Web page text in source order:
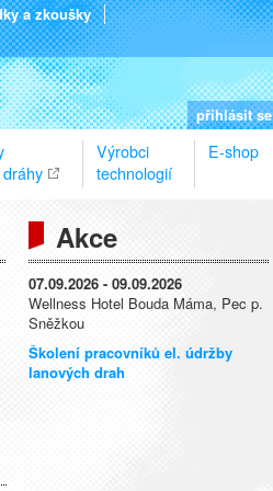
a zkoušky
přihlásit se
Výrobci
technologií
E-shop
Akce
07.09.2026 - 09.09.2026
Wellness Hotel Bouda Máma, Pec p.
Sněžkou
Školení pracovníků el. údržby
lanových drah